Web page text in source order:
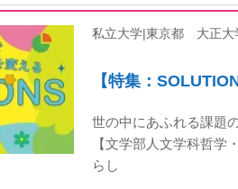
私立大学|東京都 大正大
【特集：
世の中にあふれる課題
【文学部人文学科哲
らし